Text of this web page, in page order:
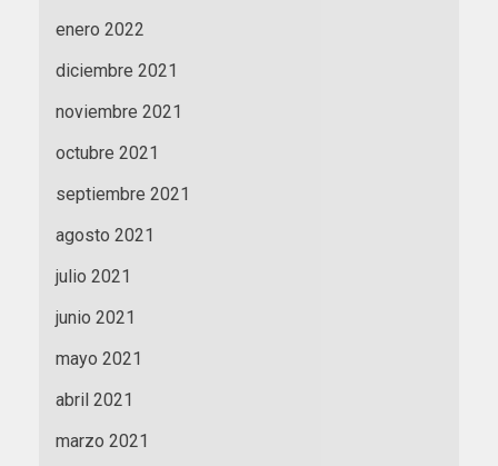
enero 2022
diciembre 2021
noviembre 2021
octubre 2021
septiembre 2021
agosto 2021
julio 2021
junio 2021
mayo 2021
abril 2021
marzo 2021